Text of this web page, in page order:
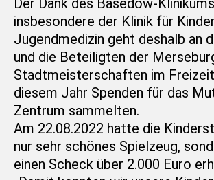
Der Dank des Basedow-
insbesondere der Klinik für
Jugendmedizin geht deshalb an
und die Beteiligten der
Stadtmeisterschaften im
diesem Jahr Spenden für das
Zentrum sammelten.
Am 22.08.2022 hatte die
nur sehr schönes Spielzeug,
einen Scheck über 2.000 Euro